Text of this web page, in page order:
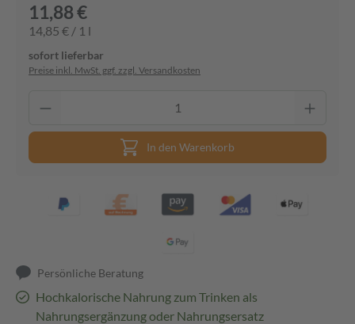
11,88 €
14,85 € / 1 l
sofort lieferbar
Preise inkl. MwSt. ggf. zzgl. Versandkosten
In den Warenkorb
Persönliche Beratung
Hochkalorische Nahrung zum Trinken als
Nahrungsergänzung oder Nahrungsersatz